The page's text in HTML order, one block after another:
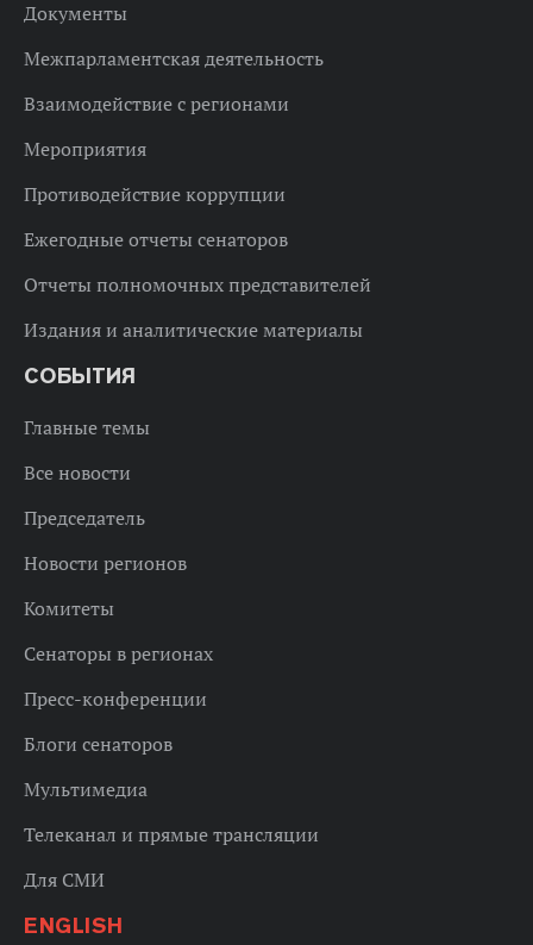
Документы
Межпарламентская деятельность
Взаимодействие с регионами
Мероприятия
Противодействие коррупции
Ежегодные отчеты сенаторов
Отчеты полномочных представителей
Издания и аналитические материалы
СОБЫТИЯ
Главные темы
Все новости
Председатель
Новости регионов
Комитеты
Сенаторы в регионах
Пресс-конференции
Блоги сенаторов
Мультимедиа
Телеканал и прямые трансляции
Для СМИ
ENGLISH